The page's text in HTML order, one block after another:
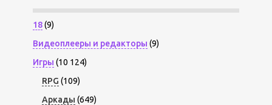
18(9)
Видеоплееры и редакторы (9)
Игры (10 124)
RPG (109)
Аркады (649)